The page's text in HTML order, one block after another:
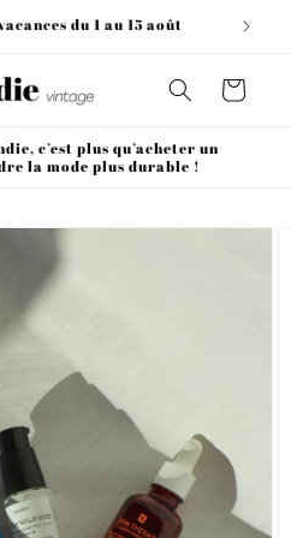
du 1 au 15 août
Panier
c’est plus qu’acheter un
la mode plus durable !